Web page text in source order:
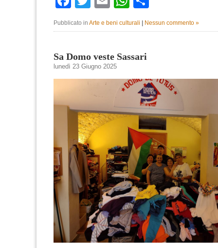
Pubblicato in Arte e beni culturali Nessun commento »
Sa Domo veste Sassari
lunedì 23 Giugno 2025